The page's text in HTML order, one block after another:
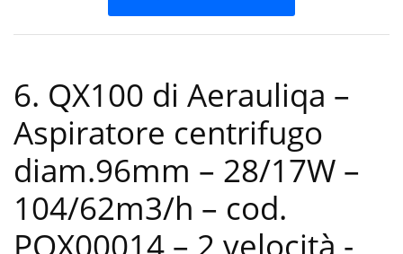
6. QX100 di Aerauliqa –
Aspiratore centrifugo
diam.96mm – 28/17W –
104/62m3/h – cod.
PQX00014 – 2 velocità -